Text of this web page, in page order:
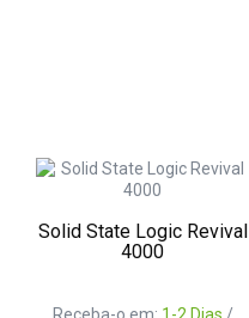
Solid State Logic Revival
4000